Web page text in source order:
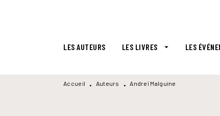
LES AUTEURS LES LIVRES arrow_drop_down LES
Accueil • Auteurs • Andreï Malguine